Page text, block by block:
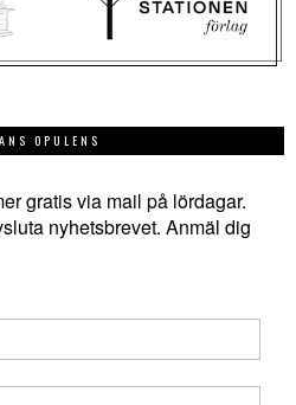
OPULENS
gratis via mail på lördagar.
nyhetsbrevet. Anmäl dig